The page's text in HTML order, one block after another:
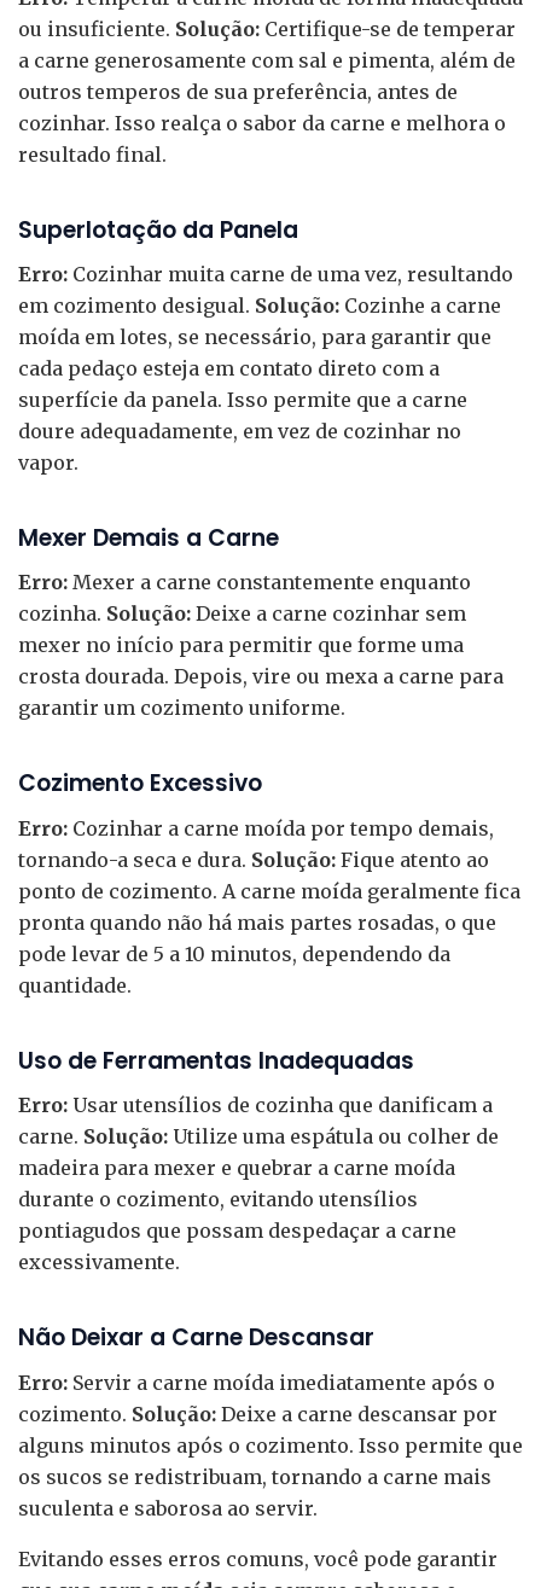
ou insuficiente. Solução: Certifique-se de temperar
a carne generosamente com sal e pimenta, além de
outros temperos de sua preferência, antes de
cozinhar. Isso realça o sabor da carne e melhora o
resultado final.
Superlotação da Panela
Erro: Cozinhar muita carne de uma vez, resultando
em cozimento desigual. Solução: Cozinhe a carne
moída em lotes, se necessário, para garantir que
cada pedaço esteja em contato direto com a
superfície da panela. Isso permite que a carne
doure adequadamente, em vez de cozinhar no
vapor.
Mexer Demais a Carne
Erro: Mexer a carne constantemente enquanto
cozinha. Solução: Deixe a carne cozinhar sem
mexer no início para permitir que forme uma
crosta dourada. Depois, vire ou mexa a carne para
garantir um cozimento uniforme.
Cozimento Excessivo
Erro: Cozinhar a carne moída por tempo demais,
tornando-a seca e dura. Solução: Fique atento ao
ponto de cozimento. A carne moída geralmente fica
pronta quando não há mais partes rosadas, o que
pode levar de 5 a 10 minutos, dependendo da
quantidade.
Uso de Ferramentas Inadequadas
Erro: Usar utensílios de cozinha que danificam a
carne. Solução: Utilize uma espátula ou colher de
madeira para mexer e quebrar a carne moída
durante o cozimento, evitando utensílios
pontiagudos que possam despedaçar a carne
excessivamente.
Não Deixar a Carne Descansar
Erro: Servir a carne moída imediatamente após o
cozimento. Solução: Deixe a carne descansar por
alguns minutos após o cozimento. Isso permite que
os sucos se redistribuam, tornando a carne mais
suculenta e saborosa ao servir.
Evitando esses erros comuns, você pode garantir